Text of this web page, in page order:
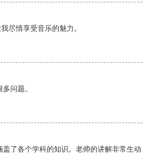
尽情享受音乐的魅力。
问题。
了各个学科的知识。老师的讲解非常生动